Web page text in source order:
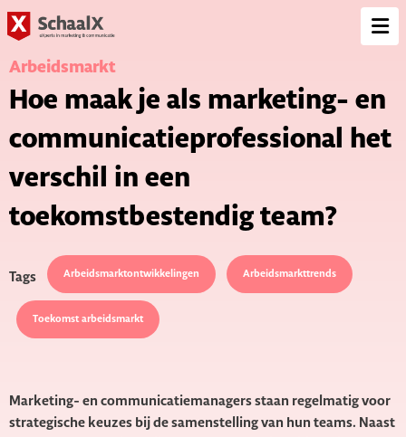
Arbeidsmarkt
Hoe maak je als marketing- en
communicatieprofessional het
verschil in een
toekomstbestendig team?
Tags Arbeidsmarktontwikkelingen Arbeidsmarkttrends
Toekomst arbeidsmarkt
Marketing- en communicatiemanagers staan regelmatig voor
strategische keuzes bij de samenstelling van hun teams. Naast